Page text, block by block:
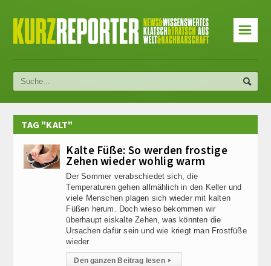
☰
TAG "KALT"
Kalte Füße: So werden frostige
Zehen wieder wohlig warm
Der Sommer verabschiedet sich, die
Temperaturen gehen allmählich in den Keller und
viele Menschen plagen sich wieder mit kalten
Füßen herum. Doch wieso bekommen wir
überhaupt eiskalte Zehen, was könnten die
Ursachen dafür sein und wie kriegt man Frostfüße
wieder
Den ganzen Beitrag lesen ▸